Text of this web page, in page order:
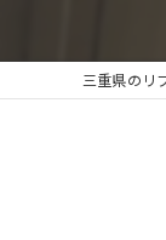
三重県のリ